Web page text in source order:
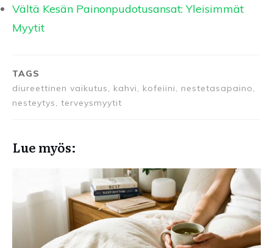
Vältä Kesän Painonpudotusansat: Yleisimmät
Myytit
TAGS
diureettinen vaikutus, kahvi, kofeiini, nestetasapaino,
nesteytys, terveysmyytit
Lue myös: